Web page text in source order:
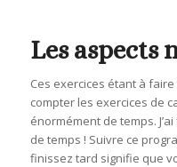
Les aspects
Ces exercices étant à
compter les exercices de
énormément de temps.
de temps ! Suivre ce
finissez tard signifie que